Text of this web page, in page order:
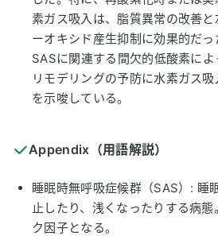
素ガス吸入は、脂質異常の改善
ーオキシド産生抑制に効果的だっ
SASに関連する間欠的低酸素に
リモデリングの予防に水素ガス
を示唆している。
Appendix（用語解説）
睡眠時無呼吸症候群（SAS）: 睡
止したり、浅くなったりする病
ク因子となる。